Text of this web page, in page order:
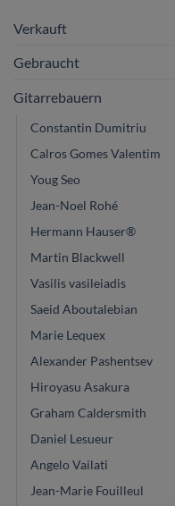
Verkauft
Gebraucht
Gitarrebauern
Constantin Dumitriu
Calros Gomes Valentim
Youg Seo
Jean-Noel Rohé
Hermann Hauser®
Martin Blackwell
Vasilis vasileiadis
Saeid Aboutalebian
Marie Lequex
Alexander Pashentsev
Hiroyasu Asakura
Graham Caldersmith
Daniel Lesueur
Angelo Vailati
Jean-Marie Fouilleul